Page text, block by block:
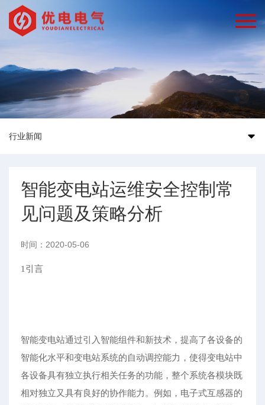
行业新闻
智能变电站运维安全控制常
见问题及策略分析
时间：2020-05-06
1引言
智能变电站通过引入智能组件和新技术，提高了各设备的
智能化水平和变电站系统的自动调控能力，使得变电站中
各设备具有独立执行相关任务的功能，整个系统各模块既
相对独立又具有良好的协作能力。例如，电子式互感器的